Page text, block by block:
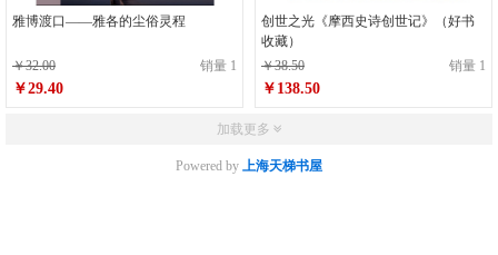
雅博渡口——雅各的尘俗灵程
￥32.00 销量 1
￥29.40
创世之光《摩西史诗创世记》（好书
收藏）
￥38.50
销量 1
￥138.50
加载更多
Powered by 上海天梯书屋